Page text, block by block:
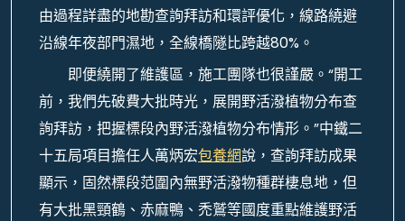
由過程詳盡的地勘查詢拜訪和環評優化，線路繞避
沿線年夜部門濕地，全線橋隧比跨越80%。
即便繞開了維護區，施工團隊也很謹嚴。“開工
前，我們先破費大批時光，展開野活潑植物分布查
詢拜訪，把握標段內野活潑植物分布情形。”中鐵二
十五局項目擔任人萬炳宏包養網說，查詢拜訪成果
顯示，固然標段范圍內無野活潑物種群棲息地，但
有大批黑頸鶴、赤麻鴨、禿鷲等國度重點維護野活